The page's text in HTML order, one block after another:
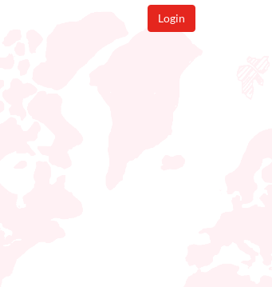
Login